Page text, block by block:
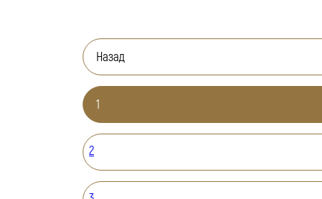
Назад
1
2